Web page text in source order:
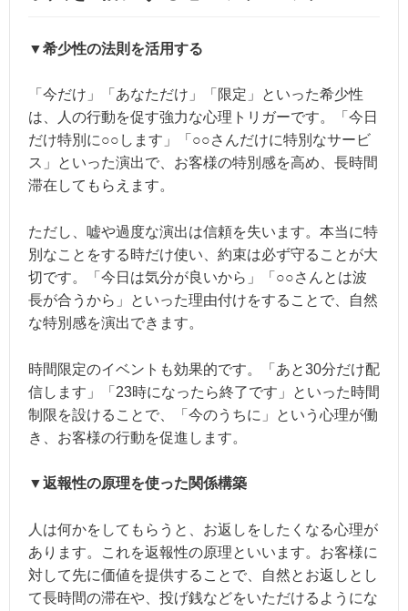
▼希少性の法則を活用する
「今だけ」「あなただけ」「限定」といった希少性
は、人の行動を促す強力な心理トリガーです。「今日
だけ特別に○○します」「○○さんだけに特別なサービ
ス」といった演出で、お客様の特別感を高め、長時間
滞在してもらえます。
ただし、嘘や過度な演出は信頼を失います。本当に特
別なことをする時だけ使い、約束は必ず守ることが大
切です。「今日は気分が良いから」「○○さんとは波
長が合うから」といった理由付けをすることで、自然
な特別感を演出できます。
時間限定のイベントも効果的です。「あと30分だけ配
信します」「23時になったら終了です」といった時間
制限を設けることで、「今のうちに」という心理が働
き、お客様の行動を促進します。
▼返報性の原理を使った関係構築
人は何かをしてもらうと、お返しをしたくなる心理が
あります。これを返報性の原理といいます。お客様に
対して先に価値を提供することで、自然とお返しとし
て長時間の滞在や、投げ銭などをいただけるようにな